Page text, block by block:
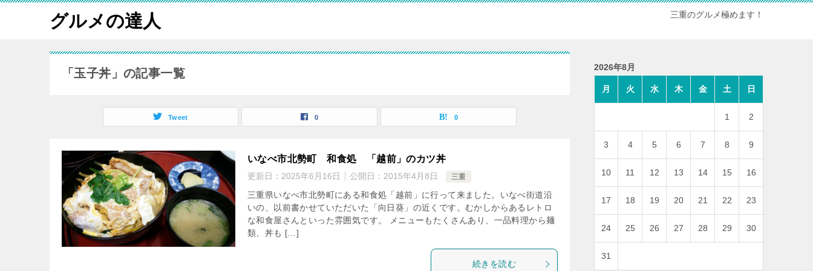
グルメの達人 三重のグルメ極めます！
「玉子丼」の記事一覧
Tweet 0 0
いなべ市北勢町 和食処 「越前」のカツ丼
更新日： 2025年6月16日 公開日： 2015年4月8日 三重
三重県いなべ市北勢町にある和食処「越前」に行って来ました。いなべ街道沿
いの、以前書かせていただいた「向日葵」の近くです。むかしからあるレトロ
な和食屋さんといった雰囲気です。 メニューもたくさんあり、一品料理から麺
類、丼も […]
続きを読む
2026年8月
月 火 水 木 金 土 日
1 2
3 4 5 6 7 8 9
10 11 12 13 14 15 16
17 18 19 20 21 22 23
24 25 26 27 28 29 30
31